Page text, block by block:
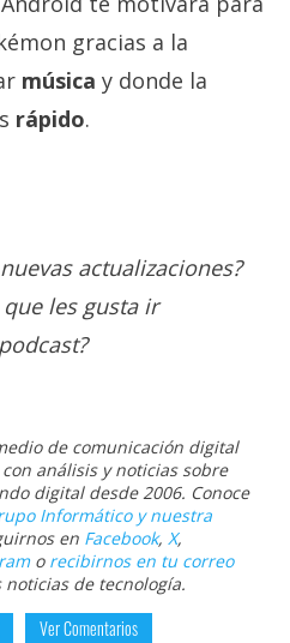
gracias a la
música y donde la
rápido.
actualizaciones?
les gusta ir
de comunicación digital
análisis y noticias sobre
digital desde 2006. Conoce
Informático y nuestra
en Facebook, X,
o recibirnos en tu correo
de tecnología.
Ver Comentarios